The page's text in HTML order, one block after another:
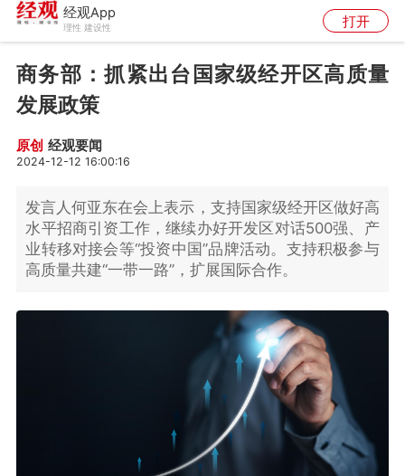
经观App
理性 建设性 打开
商务部：抓紧出台国家级经开区高质量
发展政策
原创 经观要闻
2024-12-12 16:00:16
发言人何亚东在会上表示，支持国家级经开区做好高
水平招商引资工作，继续办好开发区对话500强、产
业转移对接会等“投资中国”品牌活动。支持积极参与
高质量共建“一带一路”，扩展国际合作。